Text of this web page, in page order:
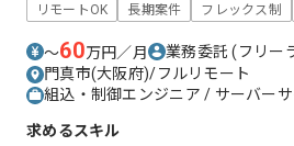
リモートOK 長期案件 フレックス制
〜60万円／月 業務委託(フリー
門真市(大阪府)/フルリモート
組込・制御エンジニア / サーバー
求めるスキル